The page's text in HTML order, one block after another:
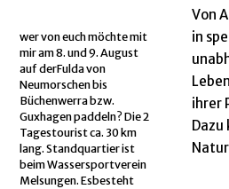
Von
in
ihrer
wer von euch möchte mit
mir am 8. und 9. August
auf derFulda von
Neumorschen bis
Büchenwerra bzw.
Guxhagen paddeln? Die 2
Tagestourist ca. 30 km
lang. Standquartier ist
beim Wassersportverein
Melsungen. Esbesteht